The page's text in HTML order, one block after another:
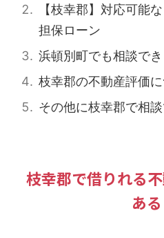
【枝幸郡】対応可能
担保ローン
浜頓別町でも相談で
枝幸郡の不動産評価
その他に枝幸郡で相
枝幸郡で借りれる
あ